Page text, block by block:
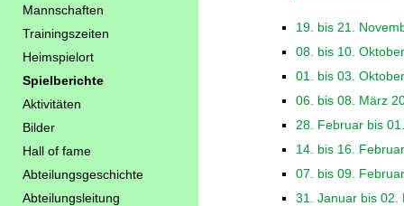
Mannschaften
Trainingszeiten
Heimspielort
Spielberichte
Aktivitäten
Bilder
Hall of fame
Abteilungsgeschichte
Abteilungsleitung
19. bis 21.
08. bis 10.
01. bis 03.
06. bis 08. März
28. Februar bis
14. bis 16.
07. bis 09.
31. Januar bis 02.